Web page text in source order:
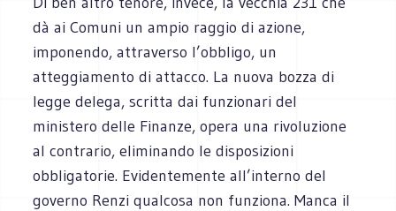
dà ai Comuni un ampio raggio di azione,
imponendo, attraverso l’obbligo, un
atteggiamento di attacco. La nuova bozza di
legge delega, scritta dai funzionari del
ministero delle Finanze, opera una rivoluzione
al contrario, eliminando le disposizioni
obbligatorie. Evidentemente all’interno del
governo Renzi qualcosa non funziona. Manca il